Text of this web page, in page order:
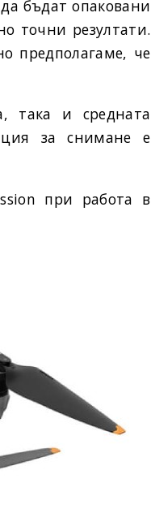
бъдат опаковани
точни резултати.
предполагаме, че
така и средната
за снимане е
при работа в